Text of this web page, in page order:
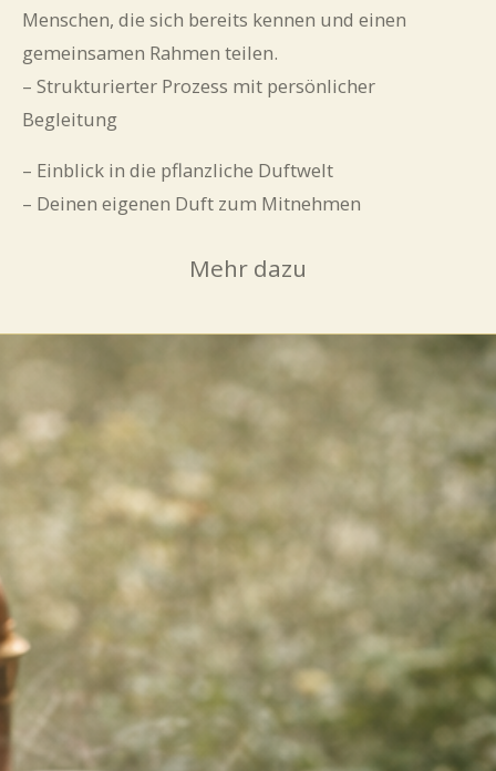
Menschen, die sich bereits kennen und einen
gemeinsamen Rahmen teilen.
– Strukturierter Prozess mit persönlicher
Begleitung
– Einblick in die pflanzliche Duftwelt
– Deinen eigenen Duft zum Mitnehmen
Mehr dazu